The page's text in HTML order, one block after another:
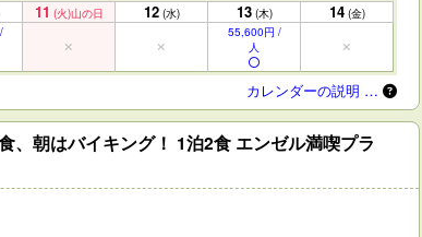
11 (火)山の日 12 (水) 13 (木) 14 (金)
55,600円 /
人
カレンダーの説明 …
朝はバイキング！ 1泊2食 エンゼル満喫プラ